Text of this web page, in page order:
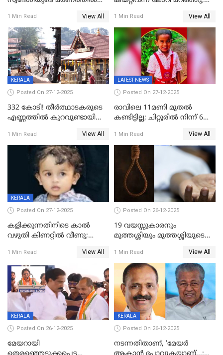
കേസ്; തർക്കമുണ്ടായത്
ഫേഷ്യലിന് 300 രൂപ
ആവശ്യപ്പെട്ടതിനെച്ചൊല്ലി
1 Min Read View All
അപകടം കണ്ണൂരിൽ
1 Min Read View All
KERALA
Posted On 27-12-2025
332 കോടി! തീർത്ഥാടകരുടെ
എണ്ണത്തിൽ കുറവുണ്ടായിട്ടും
കുതിച്ചുയരുന്നു
1 Min Read View All
LATEST NEWS
Posted On 27-12-2025
രാവിലെ 11മണി മുതൽ
കണ്ടിട്ടില്ല; ചിറ്റൂരിൽ നിന്ന് 6
1 Min Read View All
KERALA
Posted On 27-12-2025
കളിക്കുന്നതിനിടെ കാൽ
വഴുതി കിണറ്റിൽ വീണു;
ദാരുണാന്ത്യം
1 Min Read View All
Posted On 26-12-2025
19 വയസ്സുകാരനും
മുത്തശ്ശിയും മുത്തശ്ശിയുടെ
മരിച്ചനിലയിൽ
1 Min Read View All
KERALA
Posted On 26-12-2025
മേയറായി
KERALA
Posted On 26-12-2025
നടന്നതിതാണ്, ‘മേയർ